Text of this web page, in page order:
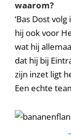
waarom?
‘Bas Dost
hij ook voor
wat hij
dat hij bij
zijn inzet ligt
Een echte